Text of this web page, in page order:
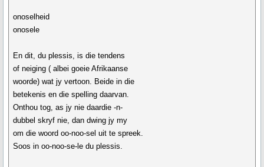
onoselheid
onosele
En dit, du plessis, is die tendens
of neiging ( albei goeie Afrikaanse
woorde) wat jy vertoon. Beide in die
betekenis en die spelling daarvan.
Onthou tog, as jy nie daardie -n-
dubbel skryf nie, dan dwing jy my
om die woord oo-noo-sel uit te spreek.
Soos in oo-noo-se-le du plessis.